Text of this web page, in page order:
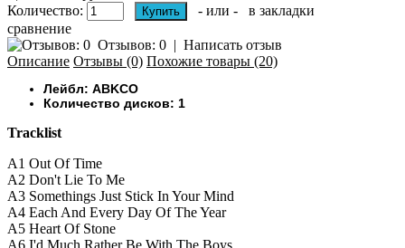
Количество:
- или -
в закладки
сравнение
Отзывов: 0 | Написать отзыв
Описание Отзывы (0) Похожие товары (20)
Лейбл: ABKCO ‎
Количество дисков: 1
Tracklist
A1 Out Of Time
A2 Don't Lie To Me
A3 Somethings Just Stick In Your Mind
A4 Each And Every Day Of The Year
A5 Heart Of Stone
A6 I'd Much Rather Be With The Boys